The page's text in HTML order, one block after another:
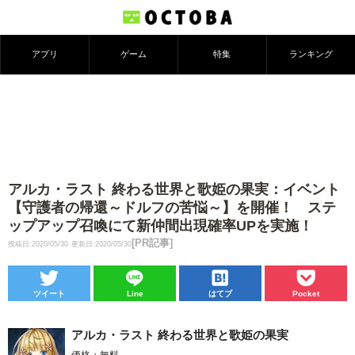
アプリ ゲーム 特集 ランキング
アルカ・ラスト 終わる世界と歌姫の果実：イベント
【守護者の帰還～ドルフの苦悩～】を開催！ ステ
ップアップ召喚にて新仲間出現確率UPを実施！
投稿日:2020/05/30 更新日:2020/05/30 [PR記事]
ツイート Line はてブ Pocket
アルカ・ラスト 終わる世界と歌姫の果実